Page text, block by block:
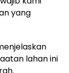
yang
lahan ini